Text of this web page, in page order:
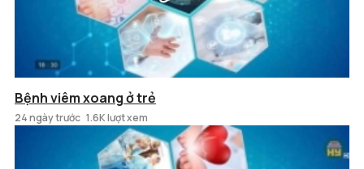
Bệnh viêm xoang ở trẻ
24 ngày trước 1.6K lượt xem